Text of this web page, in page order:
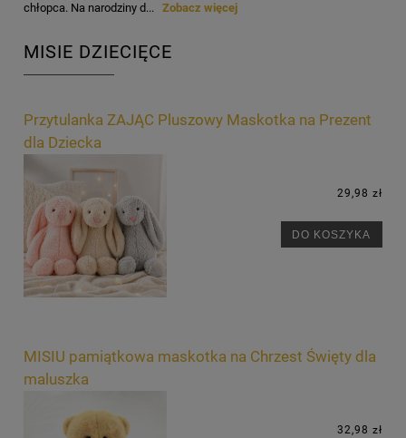
chłopca. Na narodziny d... Zobacz więcej
MISIE DZIECIĘCE
Przytulanka ZAJĄC Pluszowy Maskotka na Prezent
dla Dziecka
29,98 zł
DO KOSZYKA
MISIU pamiątkowa maskotka na Chrzest Święty dla
maluszka
32,98 zł